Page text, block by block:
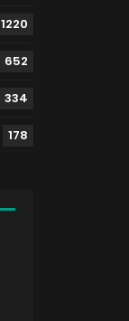
1220
652
334
178